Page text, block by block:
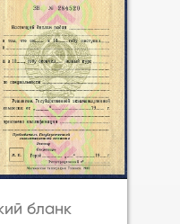
бланк